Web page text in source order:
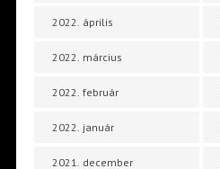
2022. április
2022. március
2022. február
2022. január
2021. december